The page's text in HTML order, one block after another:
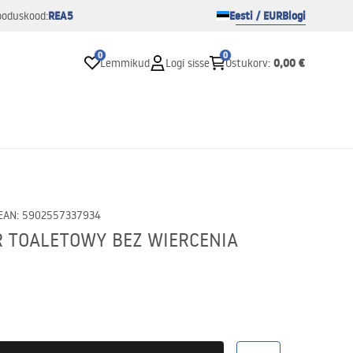
REA5 Eesti / EURBlogi
0
Lemmikud Logi sisse
0
Ostukorv: 0,00 €
: 5902557337934
BEZ WIERCENIA